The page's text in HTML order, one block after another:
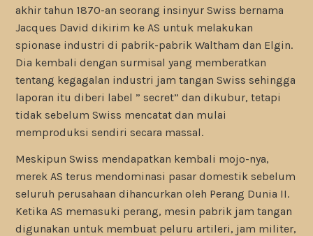
akhir tahun 1870-an seorang insinyur Swiss bernama
Jacques David dikirim ke AS untuk melakukan
spionase industri di pabrik-pabrik Waltham dan Elgin.
Dia kembali dengan surmisal yang memberatkan
tentang kegagalan industri jam tangan Swiss sehingga
laporan itu diberi label ” secret” dan dikubur, tetapi
tidak sebelum Swiss mencatat dan mulai
memproduksi sendiri secara massal.
Meskipun Swiss mendapatkan kembali mojo-nya,
merek AS terus mendominasi pasar domestik sebelum
seluruh perusahaan dihancurkan oleh Perang Dunia II.
Ketika AS memasuki perang, mesin pabrik jam tangan
digunakan untuk membuat peluru artileri, jam militer,